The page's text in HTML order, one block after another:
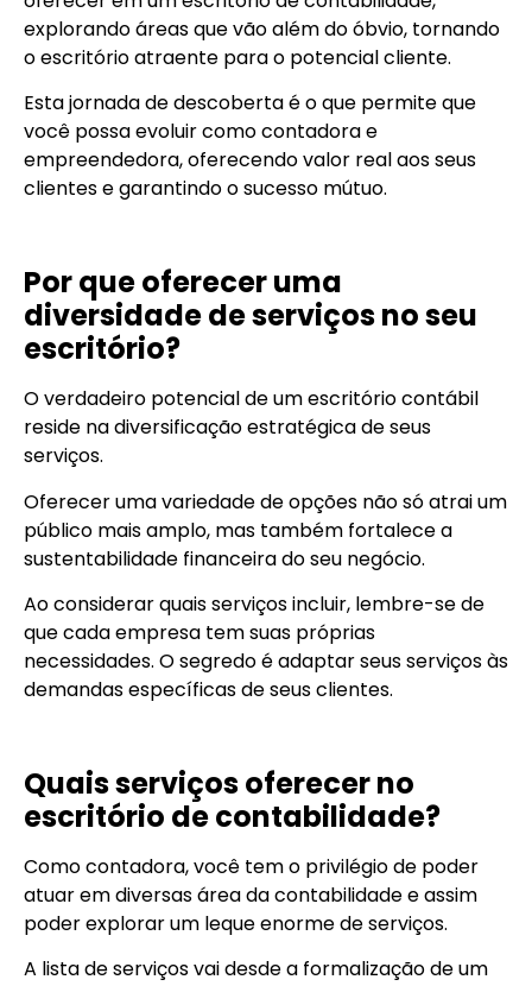
explorando áreas que vão além do óbvio, tornando
o escritório atraente para o potencial cliente.
Esta jornada de descoberta é o que permite que
você possa evoluir como contadora e
empreendedora, oferecendo valor real aos seus
clientes e garantindo o sucesso mútuo.
Por que oferecer uma
diversidade de serviços no seu
escritório?
O verdadeiro potencial de um escritório contábil
reside na diversificação estratégica de seus
serviços.
Oferecer uma variedade de opções não só atrai um
público mais amplo, mas também fortalece a
sustentabilidade financeira do seu negócio.
Ao considerar quais serviços incluir, lembre-se de
que cada empresa tem suas próprias
necessidades. O segredo é adaptar seus serviços às
demandas específicas de seus clientes.
Quais serviços oferecer no
escritório de contabilidade?
Como contadora, você tem o privilégio de poder
atuar em diversas área da contabilidade e assim
poder explorar um leque enorme de serviços.
A lista de serviços vai desde a formalização de um